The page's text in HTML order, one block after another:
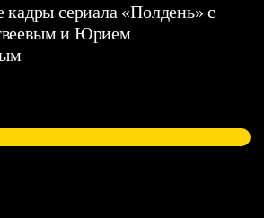
сериала «Полдень» с
и Юрием